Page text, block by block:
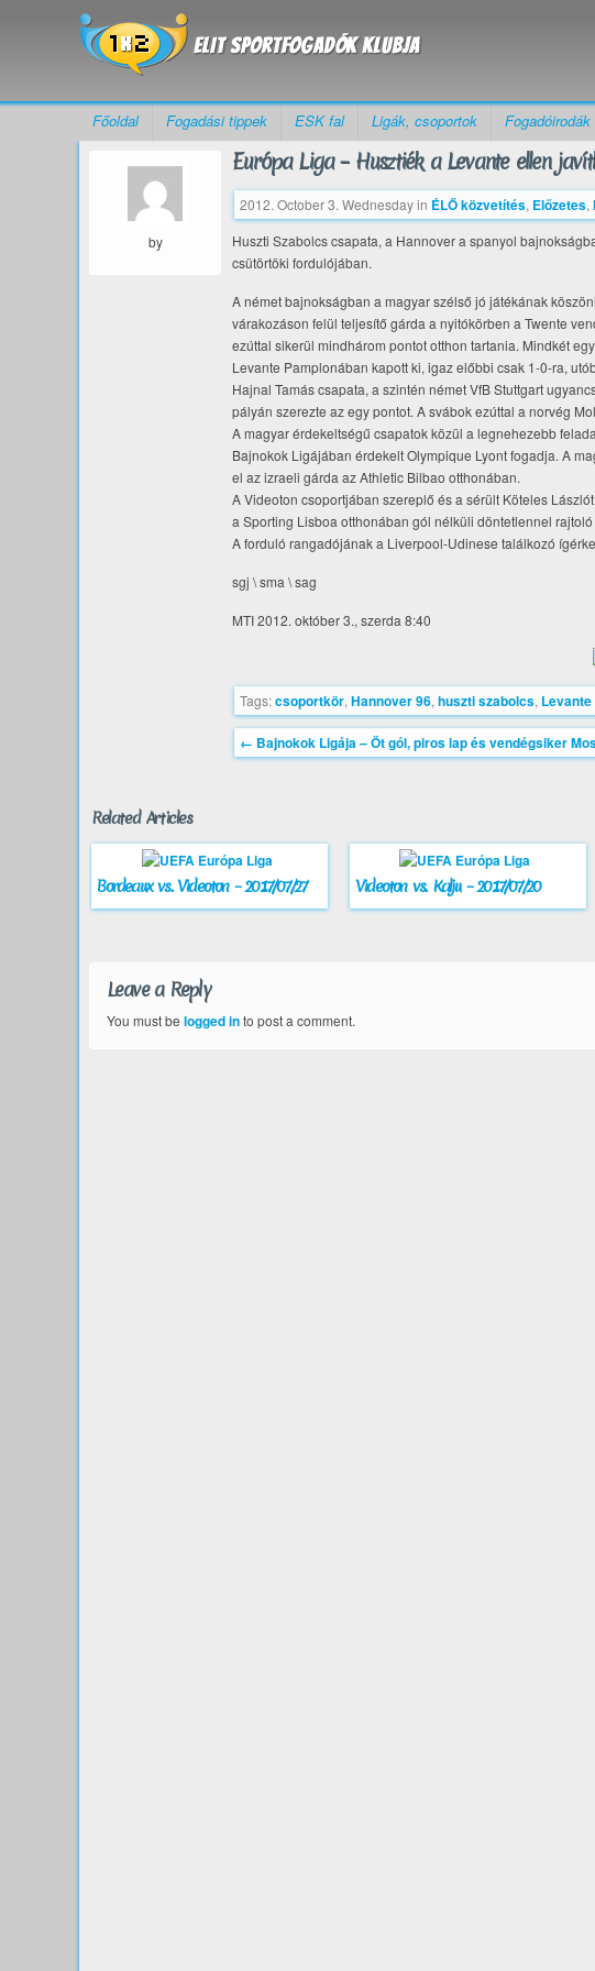
Főoldal Fogadási tippek ESK fal Ligák, csoportok Fogadóirodák
by
Európa Liga – Husztiék a Levante ellen
2012. October 3. Wednesdayin ÉLŐ közvetítés, Előzetes,
Huszti Szabolcs csapata, a Hannover a spanyol
csütörtöki fordulójában.
A német bajnokságban a magyar szélső jó játékának
várakozáson felül teljesítő gárda a nyitókörben a Twente
ezúttal sikerül mindhárom pontot otthon tartania. Mindkét
Levante Pamplonában kapott ki, igaz előbbi csak 1-0-ra,
Hajnal Tamás csapata, a szintén német VfB Stuttgart
pályán szerezte az egy pontot. A svábok ezúttal a norvég
A magyar érdekeltségű csapatok közül a legnehezebb
Bajnokok Ligájában érdekelt Olympique Lyont fogadja. A
el az izraeli gárda az Athletic Bilbao otthonában.
A Videoton csoportjában szereplő és a sérült Köteles
a Sporting Lisboa otthonában gól nélküli döntetlennel
A forduló rangadójának a Liverpool-Udinese találkozó
sgj \ sma \ sag
MTI 2012. október 3., szerda 8:40
Tags:csoportkör, Hannover 96, huszti szabolcs, Levante
← Bajnokok Ligája – Öt gól, piros lap és vendégsiker
Related Articles
Bordeaux vs. Videoton – 2017/07/27 Videoton vs. Kalju – 2017/07/20
Leave a Reply
You must be logged into post a comment.